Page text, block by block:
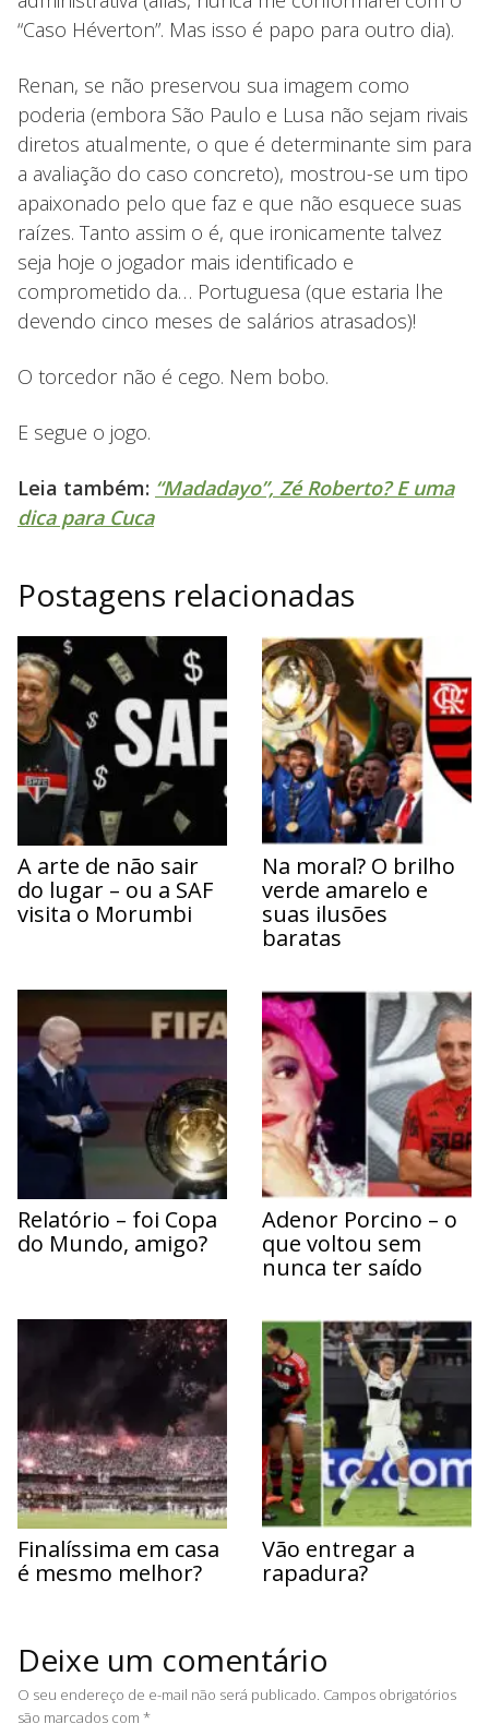
“Caso Héverton”. Mas isso é papo para outro dia).
Renan, se não preservou sua imagem como
poderia (embora São Paulo e Lusa não sejam rivais
diretos atualmente, o que é determinante sim para
a avaliação do caso concreto), mostrou-se um tipo
apaixonado pelo que faz e que não esquece suas
raízes. Tanto assim o é, que ironicamente talvez
seja hoje o jogador mais identificado e
comprometido da… Portuguesa (que estaria lhe
devendo cinco meses de salários atrasados)!
O torcedor não é cego. Nem bobo.
E segue o jogo.
Leia também: “Madadayo”, Zé Roberto? E uma
dica para Cuca
Postagens relacionadas
A arte de não sair
do lugar – ou a SAF
visita o Morumbi
Na moral? O brilho
verde amarelo e
suas ilusões
baratas
Relatório – foi Copa
do Mundo, amigo?
Adenor Porcino – o
que voltou sem
nunca ter saído
Finalíssima em casa
é mesmo melhor?
Vão entregar a
rapadura?
Deixe um comentário
O seu endereço de e-mail não será publicado. Campos obrigatórios
são marcados com *